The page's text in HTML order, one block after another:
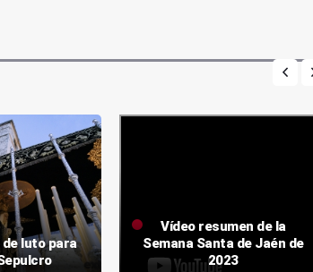
luto para
Vídeo resumen de la
Semana Santa de Jaén de
2023